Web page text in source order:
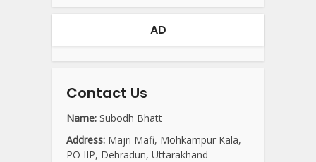
AD
Contact Us
Name: Subodh Bhatt
Address: Majri Mafi, Mohkampur Kala,
PO IIP, Dehradun, Uttarakhand